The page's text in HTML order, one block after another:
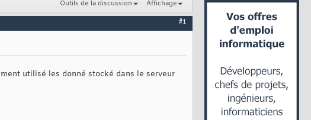
Outils de la discussion Affichage
#1
utilisé les donné stocké dans le serveur